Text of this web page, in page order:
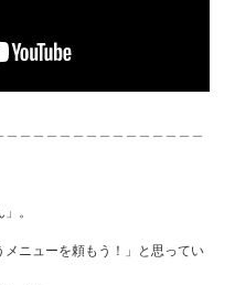
。
ニューを頼もう！」と思ってい